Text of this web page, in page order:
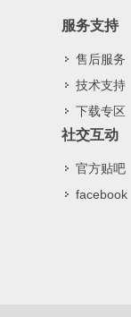
服务支持
售后服务
技术支持
下载专区
社交互动
官方贴吧
facebook